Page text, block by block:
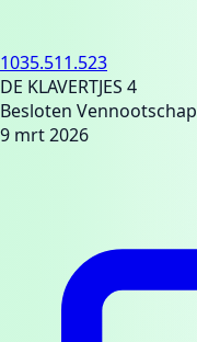
1035.511.523
DE KLAVERTJES 4
Besloten Vennootschap
9 mrt 2026